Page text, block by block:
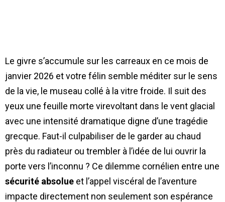
Le givre s’accumule sur les carreaux en ce mois de
janvier 2026 et votre félin semble méditer sur le sens
de la vie, le museau collé à la vitre froide. Il suit des
yeux une feuille morte virevoltant dans le vent glacial
avec une intensité dramatique digne d’une tragédie
grecque. Faut-il culpabiliser de le garder au chaud
près du radiateur ou trembler à l’idée de lui ouvrir la
porte vers l’inconnu ? Ce dilemme cornélien entre une
sécurité absolue et l’appel viscéral de l’aventure
impacte directement non seulement son espérance